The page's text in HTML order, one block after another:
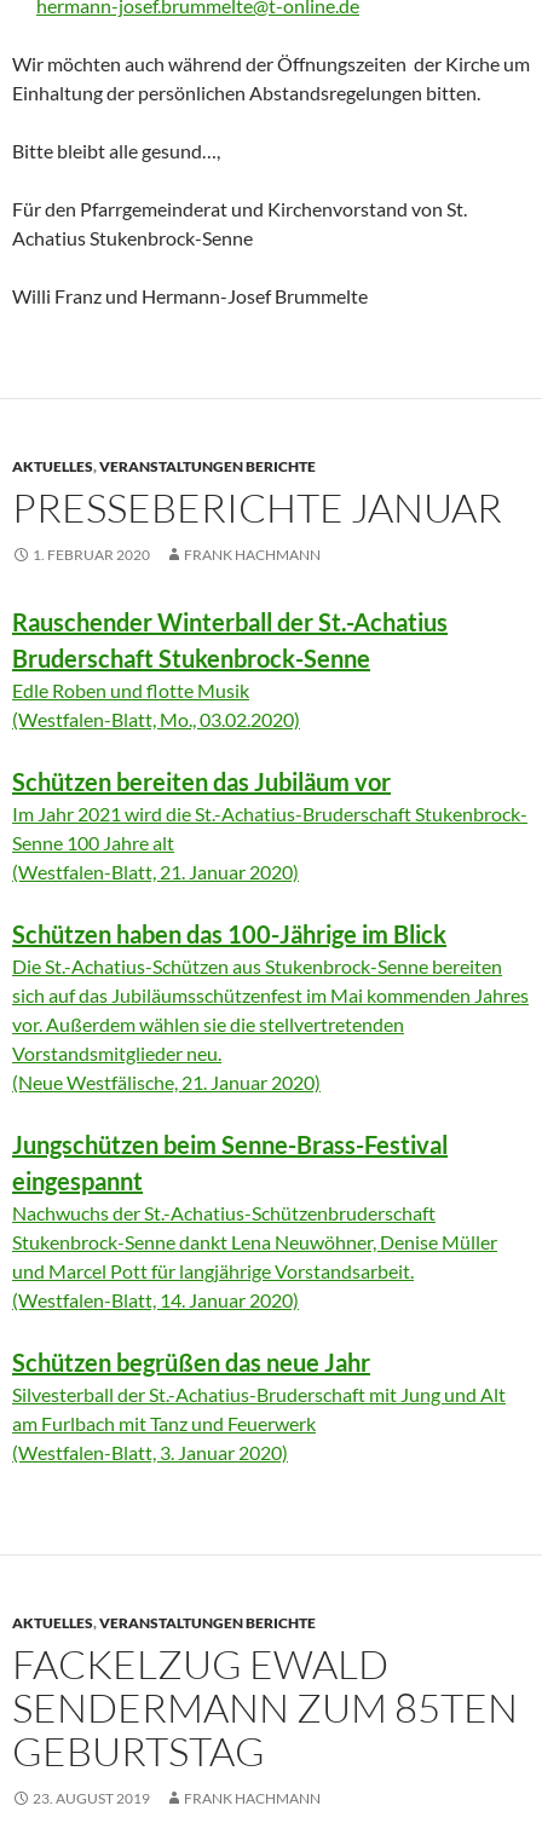
hermann-josef.brummelte@t-online.de
Wir möchten auch während der Öffnungszeiten der Kirche um
Einhaltung der persönlichen Abstandsregelungen bitten.
Bitte bleibt alle gesund…,
Für den Pfarrgemeinderat und Kirchenvorstand von St.
Achatius Stukenbrock-Senne
Willi Franz und Hermann-Josef Brummelte
AKTUELLES,VERANSTALTUNGEN BERICHTE
PRESSEBERICHTE JANUAR
1. FEBRUAR 2020 FRANK HACHMANN
Rauschender Winterball der St.-Achatius
Bruderschaft Stukenbrock-Senne
Edle Roben und flotte Musik
(Westfalen-Blatt, Mo., 03.02.2020)
Schützen bereiten das Jubiläum vor
Im Jahr 2021 wird die St.-Achatius-Bruderschaft Stukenbrock-
Senne 100 Jahre alt
(Westfalen-Blatt, 21. Januar 2020)
Schützen haben das 100-Jährige im Blick
Die St.-Achatius-Schützen aus Stukenbrock-Senne bereiten
sich auf das Jubiläumsschützenfest im Mai kommenden Jahres
vor. Außerdem wählen sie die stellvertretenden
Vorstandsmitglieder neu.
(Neue Westfälische, 21. Januar 2020)
Jungschützen beim Senne-Brass-Festival
eingespannt
Nachwuchs der St.-Achatius-Schützenbruderschaft
Stukenbrock-Senne dankt Lena Neuwöhner, Denise Müller
und Marcel Pott für langjährige Vorstandsarbeit.
(Westfalen-Blatt, 14. Januar 2020)
Schützen begrüßen das neue Jahr
Silvesterball der St.-Achatius-Bruderschaft mit Jung und Alt
am Furlbach mit Tanz und Feuerwerk
(Westfalen-Blatt, 3. Januar 2020)
AKTUELLES,VERANSTALTUNGEN BERICHTE
FACKELZUG EWALD
SENDERMANN ZUM 85TEN
GEBURTSTAG
23. AUGUST 2019 FRANK HACHMANN